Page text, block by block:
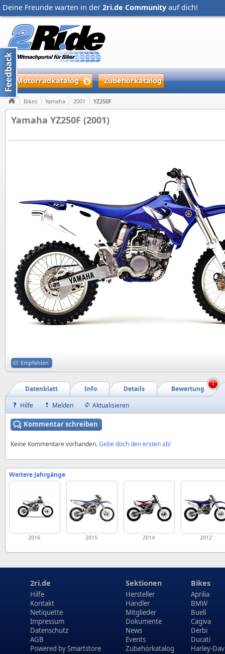
Deine Freunde warten in der 2ri.de Community auf dich!
Motorradkatalog Zubehörkatalog
Bikes Yamaha 2001 YZ250F
Yamaha YZ250F (2001)
Empfehlen
Bewertung
Details
Info
Datenblatt
1
Hilfe Melden Aktualisieren
Kommentar schreiben
Keine Kommentare vorhanden.Gebe doch den ersten ab!
Weitere Jahrgänge
2016 2015 2014 2012
2ri.de
Hilfe
Kontakt
Netiquette
Impressum
Datenschutz
AGB
Powered bySmartstore
Sektionen
Hersteller
Händler
Mitglieder
Dokumente
News
Events
Zubehörkatalog
Bikes
Aprilia
BMW
Buell
Cagiva
Derbi
Ducati
Harley-